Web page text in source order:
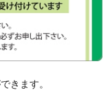
きます。